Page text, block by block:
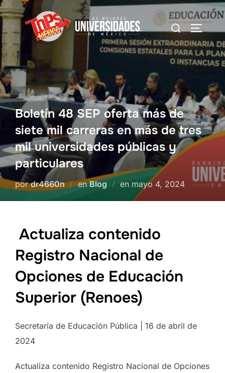
Saltar
al
contenido
Buscar:
Boletín 48 SEP oferta más de
siete mil carreras en más de tres
mil universidades públicas y
particulares
pordr4660n enBlog en Publicado
el
mayo 4, 2024
Actualiza contenido
Registro Nacional de
Opciones de Educación
Superior (Renoes)
Secretaría de Educación Pública | 16 de abril de
2024
Actualiza contenido Registro Nacional de Opciones